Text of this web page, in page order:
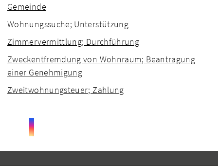
Gemeinde
Wohnungssuche; Unterstützung
Zimmervermittlung; Durchführung
Zweckentfremdung von Wohnraum; Beantragung
einer Genehmigung
Zweitwohnungsteuer; Zahlung